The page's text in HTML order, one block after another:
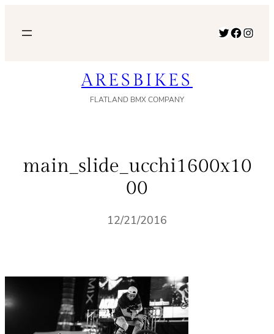
Twitter Facebook Instagram
ARESBIKES
FLATLAND BMX COMPANY
main_slide_ucchi1600x10
00
12/21/2016